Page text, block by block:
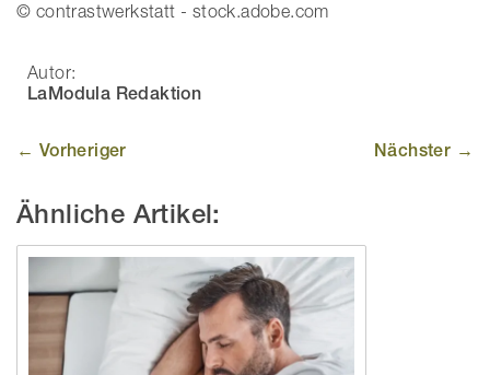
© contrastwerkstatt - stock.adobe.com
Autor:
LaModula Redaktion
← Vorheriger Nächster →
Ähnliche Artikel: